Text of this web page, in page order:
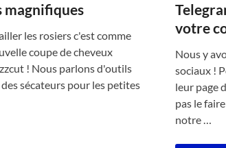
magnifiques
les rosiers c'est comme
coupe de cheveux
! Nous parlons d'outils
sécateurs pour les petites
votre
Nous y
sociaux !
leur page
pas le
notre …